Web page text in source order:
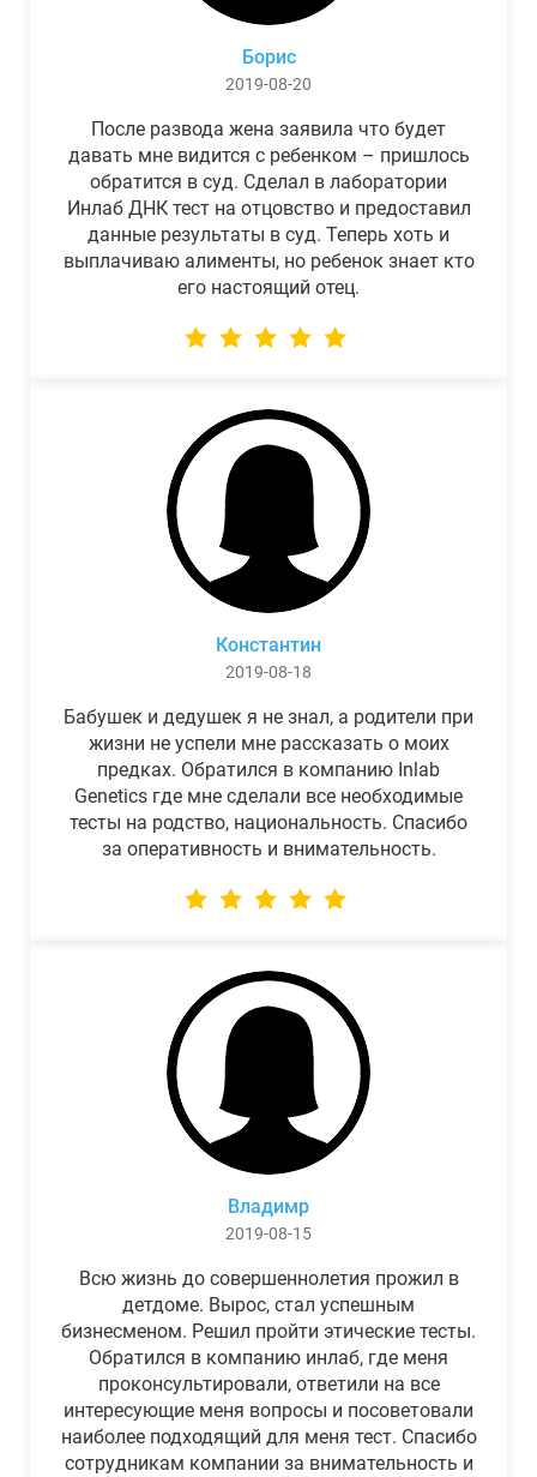
Борис
2019-08-20
После развода жена заявила что будет
давать мне видится с ребенком – пришлось
обратится в суд. Сделал в лаборатории
Инлаб ДНК тест на отцовство и предоставил
данные результаты в суд. Теперь хоть и
выплачиваю алименты, но ребенок знает кто
его настоящий отец.
Константин
2019-08-18
Бабушек и дедушек я не знал, а родители при
жизни не успели мне рассказать о моих
предках. Обратился в компанию Inlab
Genetics где мне сделали все необходимые
тесты на родство, национальность. Спасибо
за оперативность и внимательность.
Владимр
2019-08-15
Всю жизнь до совершеннолетия прожил в
детдоме. Вырос, стал успешным
бизнесменом. Решил пройти этические тесты.
Обратился в компанию инлаб, где меня
проконсультировали, ответили на все
интересующие меня вопросы и посоветовали
наиболее подходящий для меня тест. Спасибо
сотрудникам компании за внимательность и